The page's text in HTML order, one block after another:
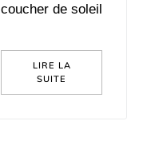
coucher de soleil
LIRE LA
SUITE